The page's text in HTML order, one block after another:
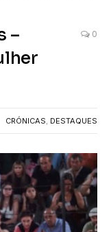
–
0
CRÓNICAS, DESTAQUES